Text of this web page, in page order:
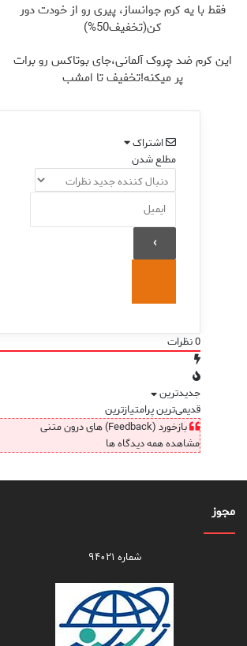
فقط با یه کرم جوانساز، پیری رو از خودت دور
کن(تخفیف50%)
این کرم ضد چروک آلمانی،جای بوتاکس رو برات
پر میکنه!تخفیف تا امشب
اشتراک
مطلع شدن
0نظرات
جدیدترین
قدیمی‌ترینپرامتیازترین
بازخورد (Feedback) های درون متنی
مشاهده همه دیدگاه ها
مجوز
شماره ۹۴۰۲۱